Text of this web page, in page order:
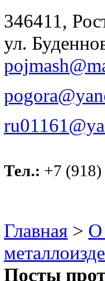
346411,
ул.
Тел.: +7
Главная > О
Посты